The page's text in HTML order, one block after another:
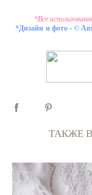
*Все
*Дизайн и фото - ©
ТАКЖЕ